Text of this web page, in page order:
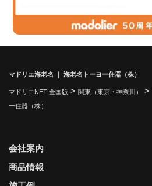
マドリエ海老名 ｜ 海老名トーヨー住器（株）
マドリエNET 全国版 > 関東（東京・神奈川） >
ー住器（株）
会社案内
商品情報